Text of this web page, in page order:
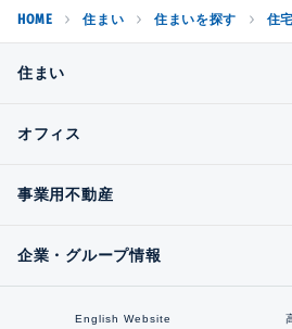
HOME 住まい 住まいを探す 住
住まい
オフィス
事業用不動産
企業・グループ情報
English Website